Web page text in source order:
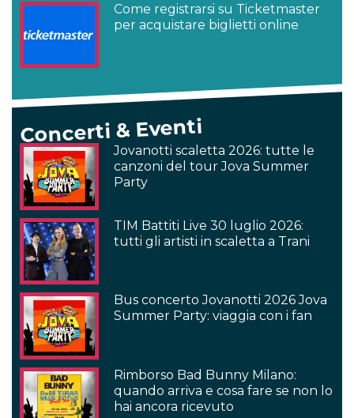
Come registrarsi su Ticketmaster
per acquistare biglietti online
Concerti & Eventi
Jovanotti scaletta 2026: tutte le
canzoni del tour Jova Summer
Party
TIM Battiti Live 30 luglio 2026:
tutti gli artisti in scaletta a Trani
Bus concerto Jovanotti 2026 Jova
Summer Party: viaggia con i fan
Rimborso Bad Bunny Milano:
quando arriva e cosa fare se non lo
hai ancora ricevuto